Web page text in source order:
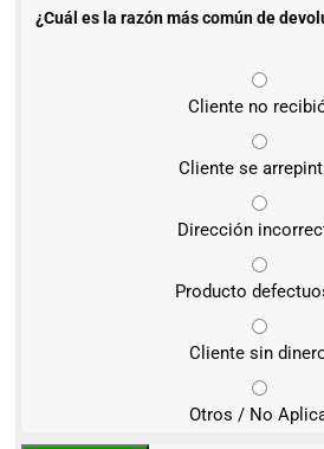
¿Cuál es la razón más común de
Cliente no
Cliente se
Dirección
Producto
Cliente sin
Otros / No